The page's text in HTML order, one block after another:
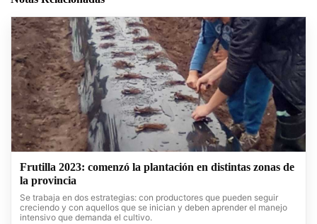
Frutilla 2023: comenzó la plantación en distintas zonas de
la provincia
Se trabaja en dos estrategias: con productores que pueden seguir
creciendo y con aquellos que se inician y deben aprender el manejo
intensivo que demanda el cultivo.